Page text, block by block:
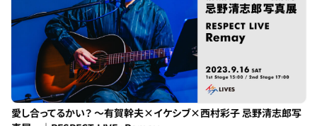
愛し合ってるかい？ ～有賀幹夫×イケシブ×西村彩子 忌野清志郎写